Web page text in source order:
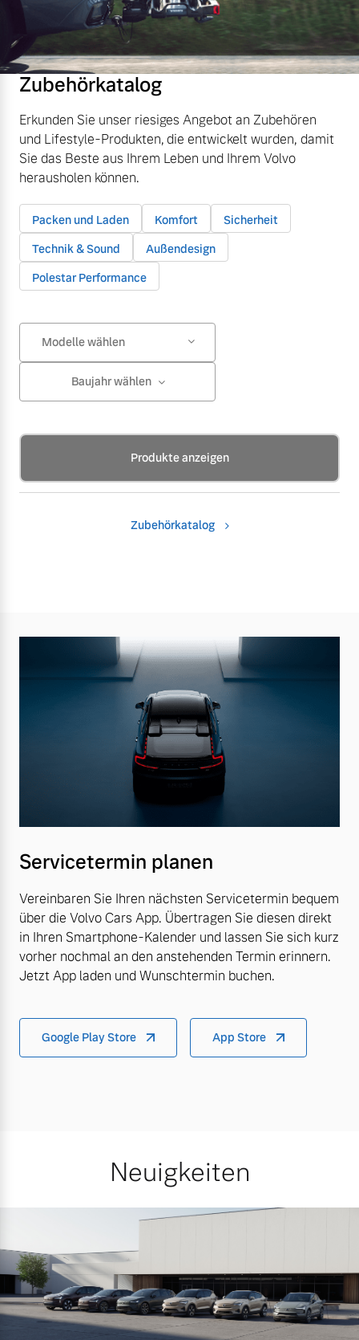
Zubehörkatalog
Erkunden Sie unser riesiges Angebot an Zubehören
und Lifestyle-Produkten, die entwickelt wurden, damit
Sie das Beste aus Ihrem Leben und Ihrem Volvo
herausholen können.
Packen und Laden Komfort
Sicherheit
Technik & Sound
Außendesign
Polestar Performance
Modelle wählen
Baujahr wählen
Produkte anzeigen
Zubehörkatalog
Servicetermin planen
Vereinbaren Sie Ihren nächsten Servicetermin bequem
über die Volvo Cars App. Übertragen Sie diesen direkt
in Ihren Smartphone-Kalender und lassen Sie sich kurz
vorher nochmal an den anstehenden Termin erinnern.
Jetzt App laden und Wunschtermin buchen.
Google Play Store App Store
Neuigkeiten